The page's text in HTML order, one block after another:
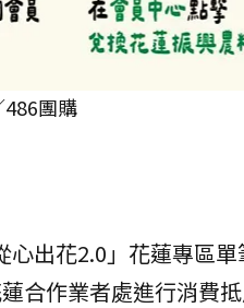
團購
出花2.0」花蓮專區
合作業者處進行消費